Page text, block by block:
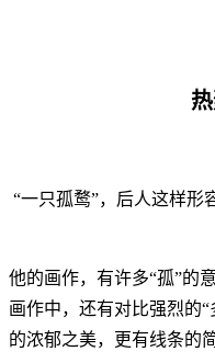
“一只孤鹜”，后人这样形
他的画作，有许多“孤”
画作中，还有对比强烈的
的浓郁之美，更有线条的